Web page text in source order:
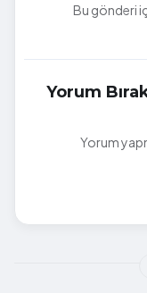
Bu gönderi
Yorum
Yorum